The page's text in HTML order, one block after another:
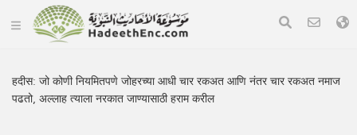
हदीस:जो कोणी नियमितपणे जोहरच्या आधी चार रकअत आणि नंतर चार रकअत नमाज
पढतो, अल्लाह त्याला नरकात जाण्यासाठी हराम करील